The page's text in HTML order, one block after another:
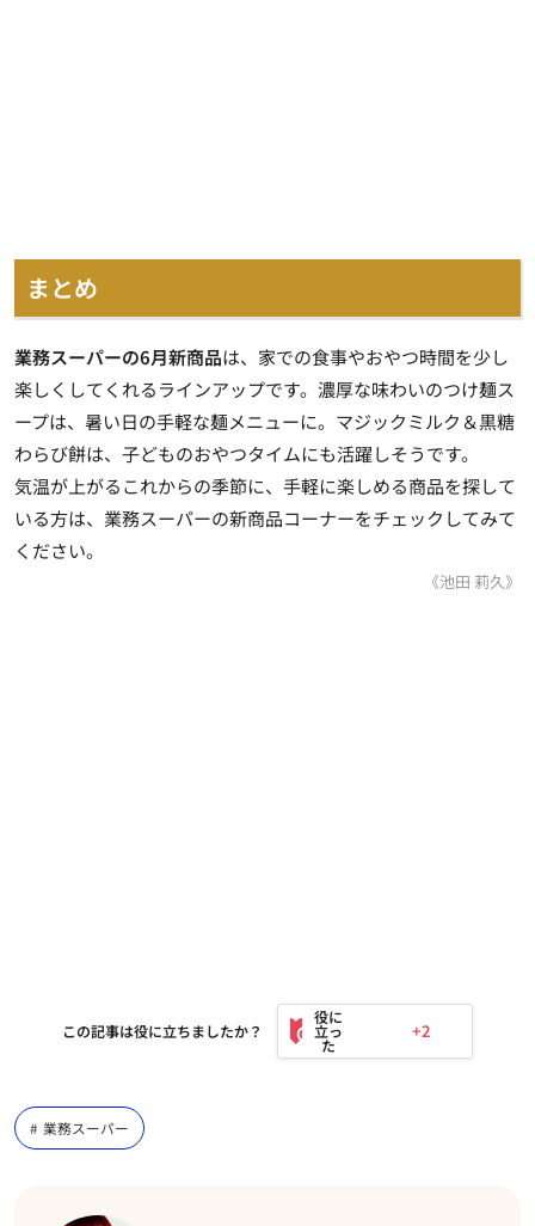
まとめ
業務スーパーの6月新商品は、家での食事やおやつ時間を少し
楽しくしてくれるラインアップです。濃厚な味わいのつけ麺ス
ープは、暑い日の手軽な麺メニューに。マジックミルク＆黒糖
わらび餅は、子どものおやつタイムにも活躍しそうです。
気温が上がるこれからの季節に、手軽に楽しめる商品を探して
いる方は、業務スーパーの新商品コーナーをチェックしてみて
ください。
《池田 莉久》
この記事は役に立ちましたか？ +2
業務スーパー